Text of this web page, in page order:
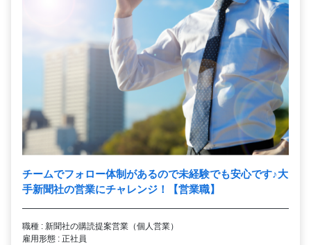
チームでフォロー体制があるので未経験でも安心です♪大
手新聞社の営業にチャレンジ！【営業職】
職種 : 新聞社の購読提案営業（個人営業）
雇用形態 : 正社員